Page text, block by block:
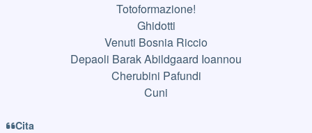
Totoformazione!
Ghidotti
Venuti Bosnia Riccio
Depaoli Barak Abildgaard Ioannou
Cherubini Pafundi
Cuni
Cita